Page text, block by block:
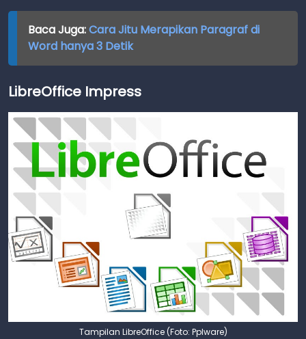
Baca Juga:Cara Jitu Merapikan Paragraf di
Word hanya 3 Detik
LibreOffice Impress
Tampilan LibreOffice (Foto: Pplware)